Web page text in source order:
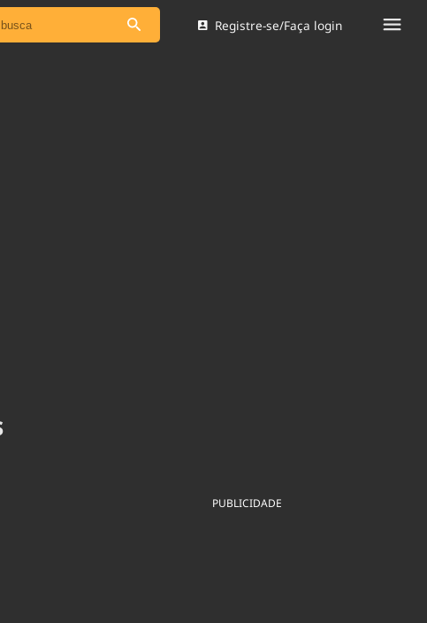
todas as notícias
& Tecnologia
Registre-se/Faça login
PUBLICIDADE